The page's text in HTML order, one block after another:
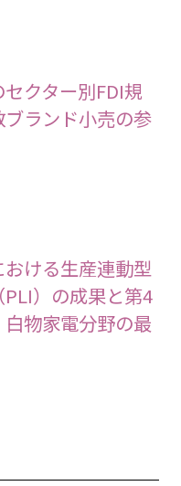
クター別FDI規
ランド小売の参
おける生産連動型
）の成果と第4
物家電分野の最